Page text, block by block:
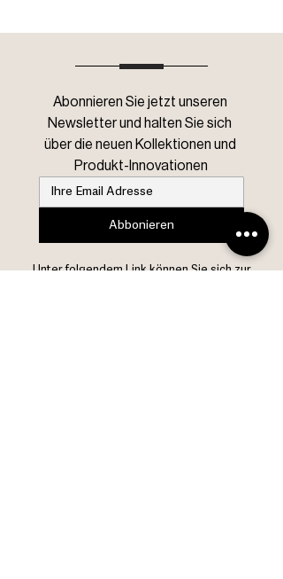
Abonnieren Sie jetzt unseren
Newsletter und halten Sie sich
über die neuen Kollektionen und
Produkt-Innovationen
Abbonieren
Unter folgendem Link können Sie sich zur